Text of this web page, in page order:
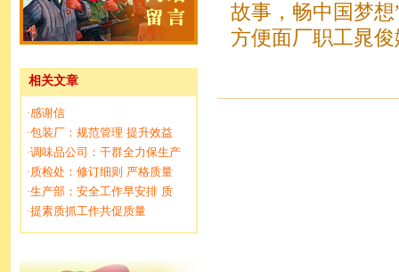
相关文章
·感谢信
·包装厂：规范管理 提升效益
·调味品公司：干群全力保生产
·质检处：修订细则 严格质量
·生产部：安全工作早安排 质
·提素质抓工作共促质量
故事，畅中国梦
方便面厂职工晁